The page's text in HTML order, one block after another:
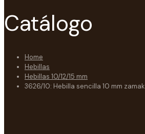
Catálogo
Home
Hebillas
Hebillas 10/12/15 mm
3626/10: Hebilla sencilla 10 mm zamak